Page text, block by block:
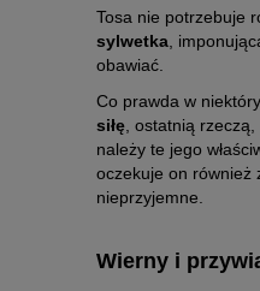
Tosa nie potrzebuje
sylwetka,
obawiać.
Co prawda w
siłę, ostatnią
należy te jego
oczekuje on również
nieprzyjemne.
Wierny i